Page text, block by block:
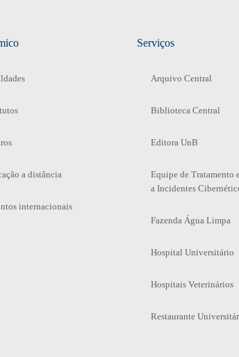
a distância
internacionais
Serviços
Arquivo Central
Biblioteca Central
Editora UnB
Equipe de Tratamento
a Incidentes
Fazenda Água Limpa
Hospital Universitário
Hospitais Veterinários
Restaurante